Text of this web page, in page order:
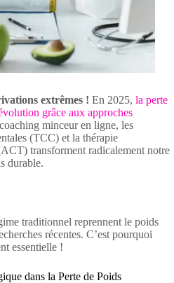
extrêmes ! En 2025, la perte
grâce aux approches
minceur en ligne, les
(TCC) et la thérapie
transforment radicalement notre
durable.
traditionnel reprennent le poids
récentes. C’est pourquoi
essentielle !
dans la Perte de Poids